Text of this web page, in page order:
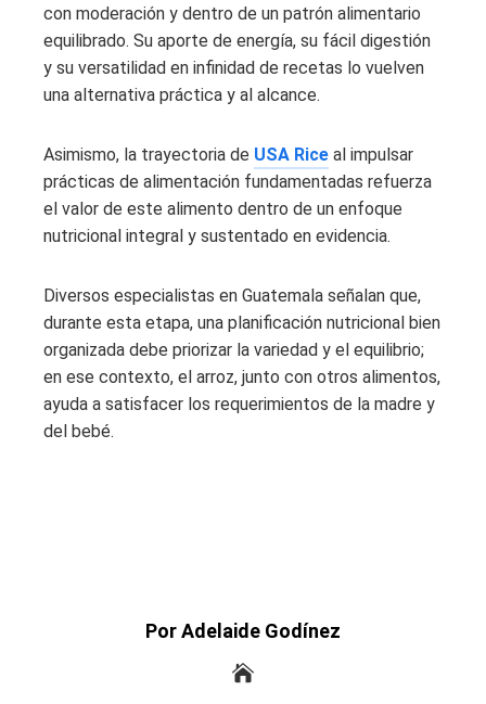
con moderación y dentro de un patrón alimentario
equilibrado. Su aporte de energía, su fácil digestión
y su versatilidad en infinidad de recetas lo vuelven
una alternativa práctica y al alcance.
Asimismo, la trayectoria de USA Rice al impulsar
prácticas de alimentación fundamentadas refuerza
el valor de este alimento dentro de un enfoque
nutricional integral y sustentado en evidencia.
Diversos especialistas en Guatemala señalan que,
durante esta etapa, una planificación nutricional bien
organizada debe priorizar la variedad y el equilibrio;
en ese contexto, el arroz, junto con otros alimentos,
ayuda a satisfacer los requerimientos de la madre y
del bebé.
Por Adelaide Godínez